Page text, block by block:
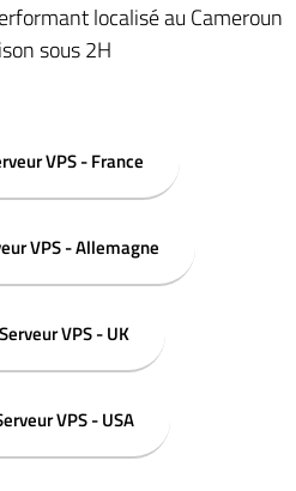
localisé au Cameroun
sous 2H
VPS - France
VPS - Allemagne
Serveur VPS - UK
VPS - USA